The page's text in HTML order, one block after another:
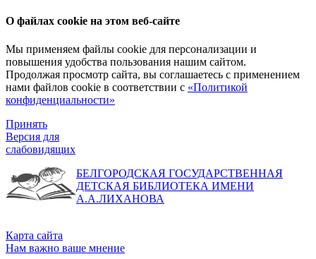
О файлах cookie на этом веб-сайте
Мы применяем файлы cookie для персонализации и
повышения удобства пользования нашим сайтом.
Продолжая просмотр сайта, вы соглашаетесь с применением
нами файлов cookie в соответствии с «Политикой
конфиденциальности»
Принять
Версия для
слабовидящих
БЕЛГОРОДСКАЯ ГОСУДАРСТВЕННАЯ
ДЕТСКАЯ БИБЛИОТЕКА ИМЕНИ
А.А.ЛИХАНОВА
Карта сайта
Нам важно ваше мнение